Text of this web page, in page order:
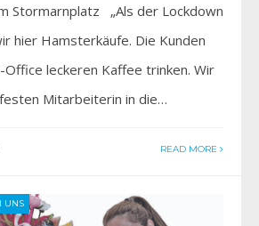
Stormarnplatz „Als der Lockdown
hier Hamsterkäufe. Die Kunden
leckeren Kaffee trinken. Wir
Mitarbeiterin in die…
READ MORE
UNS